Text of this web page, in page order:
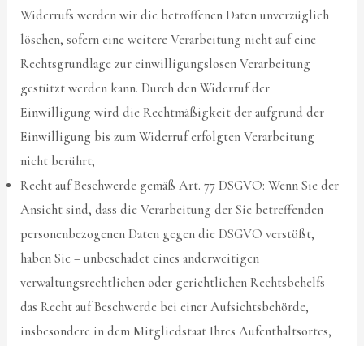
Widerrufs werden wir die betroffenen Daten unverzüglich
löschen, sofern eine weitere Verarbeitung nicht auf eine
Rechtsgrundlage zur einwilligungslosen Verarbeitung
gestützt werden kann. Durch den Widerruf der
Einwilligung wird die Rechtmäßigkeit der aufgrund der
Einwilligung bis zum Widerruf erfolgten Verarbeitung
nicht berührt;
Recht auf Beschwerde gemäß Art. 77 DSGVO: Wenn Sie der
Ansicht sind, dass die Verarbeitung der Sie betreffenden
personenbezogenen Daten gegen die DSGVO verstößt,
haben Sie – unbeschadet eines anderweitigen
verwaltungsrechtlichen oder gerichtlichen Rechtsbehelfs –
das Recht auf Beschwerde bei einer Aufsichtsbehörde,
insbesondere in dem Mitgliedstaat Ihres Aufenthaltsortes,